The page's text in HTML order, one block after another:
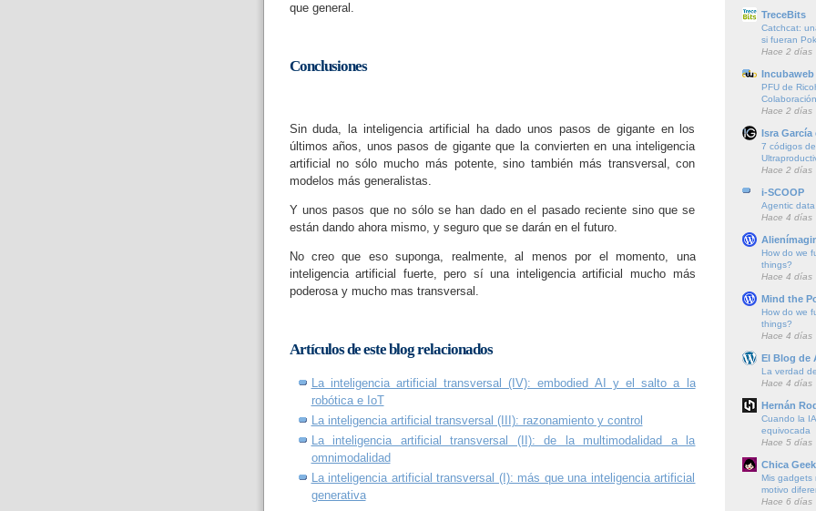
que general.
Conclusiones
Sin duda, la inteligencia artificial ha dado unos pasos de gigante en los
últimos años, unos pasos de gigante que la convierten en una inteligencia
artificial no sólo mucho más potente, sino también más transversal, con
modelos más generalistas.
Y unos pasos que no sólo se han dado en el pasado reciente sino que se
están dando ahora mismo, y seguro que se darán en el futuro.
No creo que eso suponga, realmente, al menos por el momento, una
inteligencia artificial fuerte, pero sí una inteligencia artificial mucho más
poderosa y mucho mas transversal.
Artículos de este blog relacionados
La inteligencia artificial transversal (IV): embodied AI y el salto a la
robótica e IoT
La inteligencia artificial transversal (III): razonamiento y control
La inteligencia artificial transversal (II): de la multimodalidad a la
omnimodalidad
La inteligencia artificial transversal (I): más que una inteligencia artificial
generativa
TreceBits
Catchcat:
si fueran
Hace 2 días
Incubaweb
PFU de
Hace 2 días
Isra García
7 códigos
Hace 2 días
i-SCOOP
Agentic
Hace 4 días
How do we
things?
Hace 4 días
Mind the
How do we
things?
Hace 4 días
El Blog de
La verdad
Hace 4 días
Hernán
Cuando la
equivocada
Hace 5 días
Chica Geek
Mis gadgets
motivo
Hace 6 días